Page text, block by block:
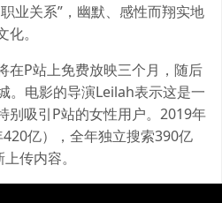
业关系”，幽默、感性而翔实地
。
在P站上免费放映三个月，随后
。电影的导演Leilah表示这是一
别吸引P站的女性用户。2019年
亿），全年独立搜索390亿
传内容。